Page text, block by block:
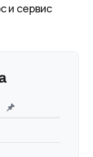
и сервис